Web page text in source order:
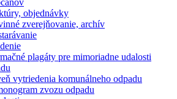
objednávky
zverejňovanie, archív
plagáty pre mimoriadne udalosti
vytriedenia komunálneho odpadu
zvozu odpadu